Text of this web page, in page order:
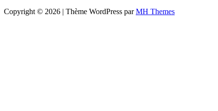
Copyright © 2026 | Thème WordPress parMH Themes